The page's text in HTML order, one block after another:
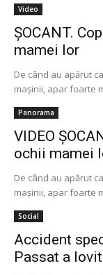
Video
ŞOCANT.
mamei lor
De când au apărut
maşinii, apar foarte
Panorama
VIDEO
ochii mamei
De când au apărut
maşinii, apar foarte
Social
Accident
Passat a